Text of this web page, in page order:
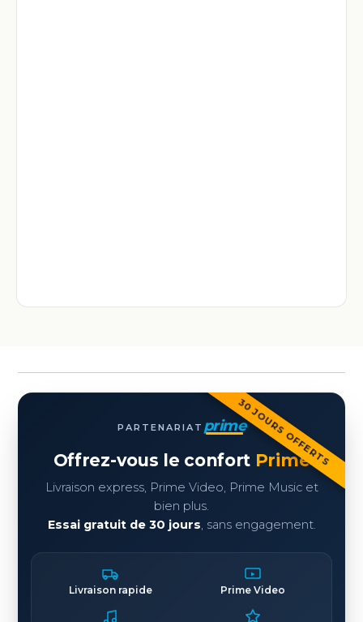
30 JOURS OFFERTS
PARTENARIAT prime
Offrez-vous le confort Prime
Livraison express, Prime Video, Prime Music et
bien plus.
Essai gratuit de 30 jours, sans engagement.
Livraison rapide Prime Video